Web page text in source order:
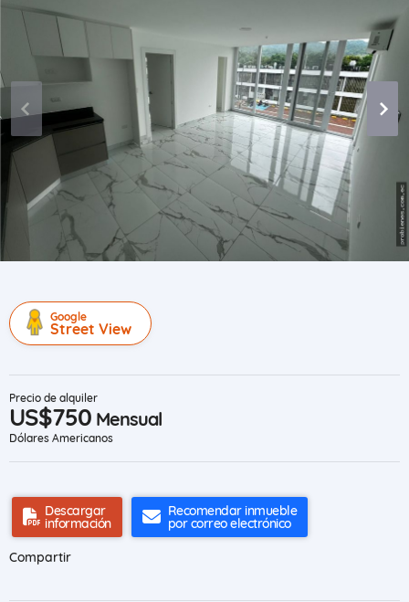
Google
Street View
Precio de alquiler
US$750 Mensual
Dólares Americanos
Descargar
información
Recomendar inmueble
por correo electrónico
Compartir